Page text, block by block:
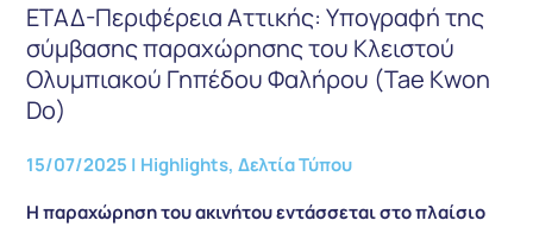
ΕΤΑΔ-Περιφέρεια Αττικής: Υπογραφή της
σύμβασης παραχώρησης του Κλειστού
Ολυμπιακού Γηπέδου Φαλήρου (Tae Kwon
Do)
15/07/2025 | Highlights,Δελτία Τύπου
Η παραχώρηση του ακινήτου εντάσσεται στο πλαίσιο